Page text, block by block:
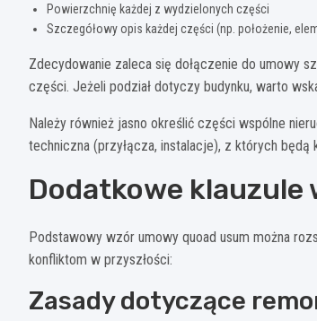
Powierzchnię każdej z wydzielonych części
Szczegółowy opis każdej części (np. położenie,
Zdecydowanie zaleca się dołączenie do umowy
części. Jeżeli podział dotyczy budynku, warto
Należy również jasno określić części wspólne
techniczna (przyłącza, instalacje), z których będą
Dodatkowe klauzule
Podstawowy wzór umowy quoad usum można
konfliktom w przyszłości:
Zasady dotyczące